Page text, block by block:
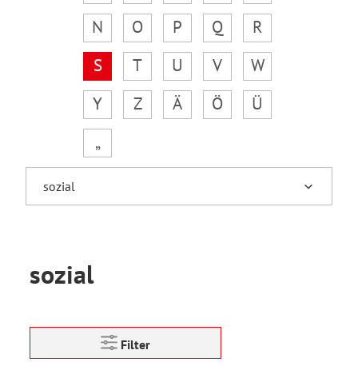
N
O P Q
R
S
T U V
W
Y
Z Ä Ö
Ü
„
sozial
Filter